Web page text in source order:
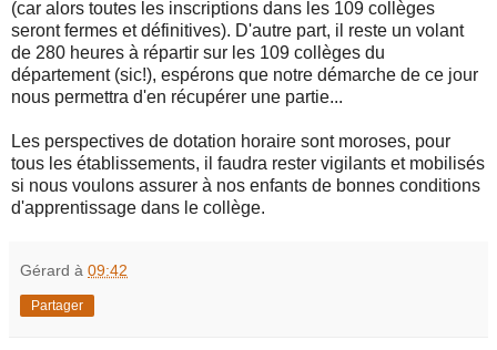
(car alors toutes les inscriptions dans les 109 collèges
seront fermes et définitives). D'autre part, il reste un volant
de 280 heures à répartir sur les 109 collèges du
département (sic!), espérons que notre démarche de ce jour
nous permettra d'en récupérer une partie...
Les perspectives de dotation horaire sont moroses, pour
tous les établissements, il faudra rester vigilants et mobilisés
si nous voulons assurer à nos enfants de bonnes conditions
d'apprentissage dans le collège.
Gérard à 09:42
Partager